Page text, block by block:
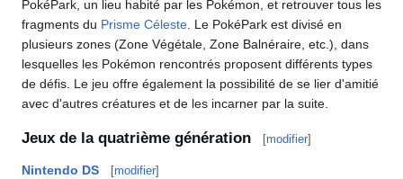
PokéPark, un lieu habité par les Pokémon, et retrouver tous les
fragments du Prisme Céleste . Le PokéPark est divisé en
plusieurs zones (Zone Végétale, Zone Balnéraire, etc.), dans
lesquelles les Pokémon rencontrés proposent différents types
de défis. Le jeu offre également la possibilité de se lier d'amitié
avec d'autres créatures et de les incarner par la suite.
Jeux de la quatrième génération [modifier]
Nintendo DS [modifier]